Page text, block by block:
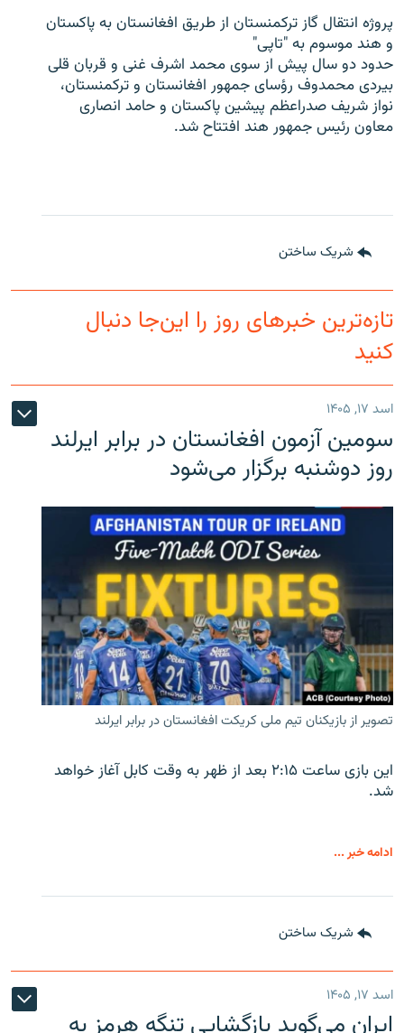
پروژه انتقال گاز ترکمنستان از طریق افغانستان به پاکستان
و هند موسوم به "تاپی"
حدود دو سال پیش از سوی محمد اشرف غنی و قربان قلی
بیردی محمدوف رؤسای جمهور افغانستان و ترکمنستان،
نواز شریف صدراعظم پیشین پاکستان و حامد انصاری
معاون رئیس جمهور هند افتتاح شد.
شریک ساختن
تازه‌ترین خبرهای روز را این‌جا دنبال
کنید
اسد ۱۷, ۱۴۰۵
سومین آزمون افغانستان در برابر ایرلند
روز دوشنبه برگزار می‌شود
تصویر از بازیکنان تیم ملی کریکت افغانستان در برابر ایرلند
این بازی ساعت ۲:۱۵ بعد از ظهر به وقت کابل آغاز خواهد
شد.
ادامه خبر ...
شریک ساختن
اسد ۱۷, ۱۴۰۵